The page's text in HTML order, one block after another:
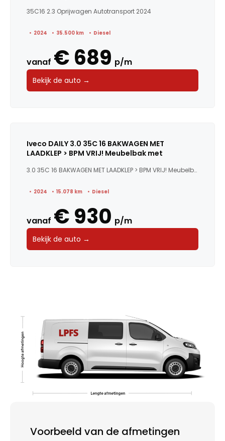
35C16 2.3 Oprijwagen Autotransport 2024
2024 35.500 km Diesel
vanaf € 689 p/m
Bekijk de auto →
Iveco DAILY 3.0 35C 16 BAKWAGEN MET
LAADKLEP > BPM VRIJ! Meubelbak met
3.0 35C 16 BAKWAGEN MET LAADKLEP > BPM VRIJ! Meubelbak me...
2024 15.078 km Diesel
vanaf € 930 p/m
Bekijk de auto →
Voorbeeld van de afmetingen